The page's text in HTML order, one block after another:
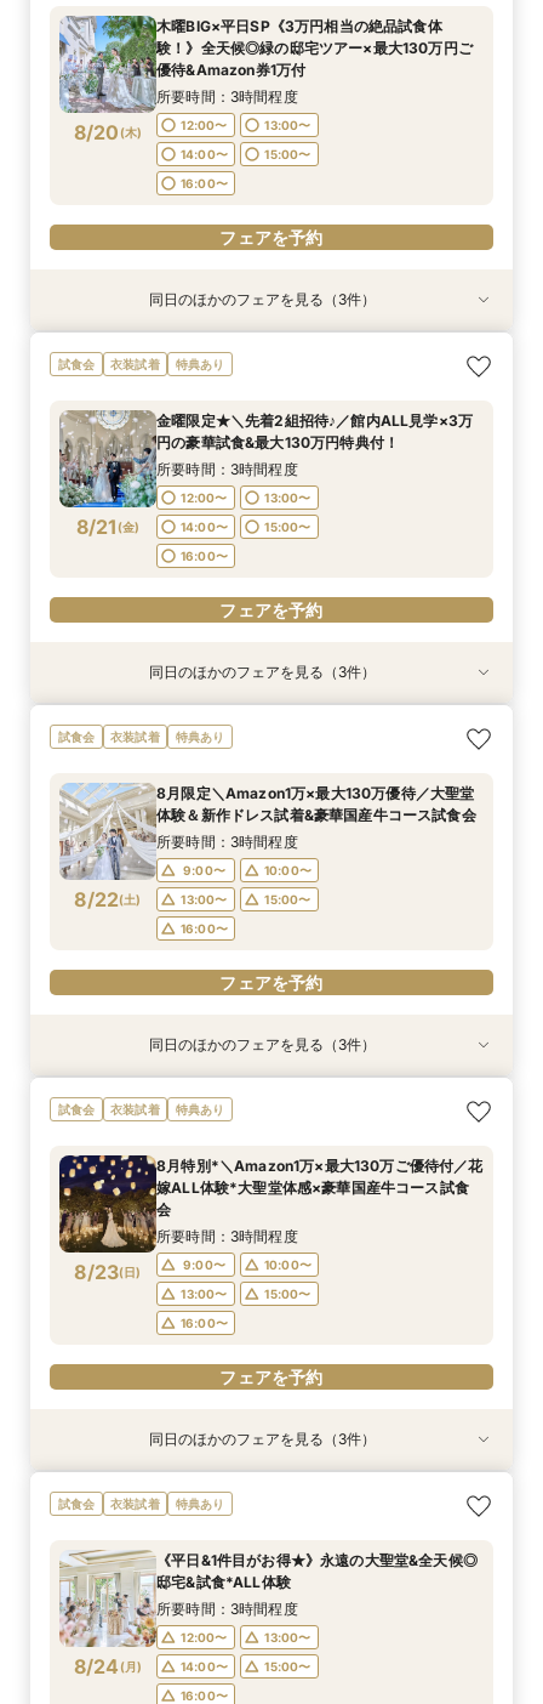
8/17(月)
12:05〜
13:00〜
15:00〜
16:00〜
フェアを予約
8/17(月)
12:05〜
13:00〜
15:00〜
16:00〜
フェアを予約
8/17(月)
12:05〜
13:00〜
15:00〜
16:00〜
フェアを予約
8/20 (木)
木曜BIG×平日SP《3万円相当の絶品試食体
験！》全天候◎緑の邸宅ツアー×最大130万円ご
優待&Amazon券1万付
所要時間：3時間程度
12:00〜
13:00〜
14:00〜
15:00〜
16:00〜
フェアを予約
衣装試着 特典あり
8/20(木)
《挙式から披露宴までずっと一緒★》自由度抜群
♪ペット婚相談会
12:05〜
13:00〜
15:00〜
16:00〜
フェアを予約
衣装試着 特典あり
8/20(木)
【卒花人気*初めてにオススメ◎】ドレス1着無料
*安心相談会×絶品試食！
12:05〜
13:00〜
15:00〜
16:00〜
フェアを予約
衣装試着 特典あり
8/20(木)
＼パパママ&マタニティも安心★／ダンドリや予
算もイチから相談
12:05〜
13:00〜
15:00〜
16:00〜
フェアを予約
同日のほかのフェアを見る（3件）
試食会 衣装試着 特典あり
8/21 (金)
金曜限定★＼先着2組招待♪／館内ALL見学×3万
円の豪華試食&最大130万円特典付！
所要時間：3時間程度
12:00〜
13:00〜
14:00〜
15:00〜
16:00〜
フェアを予約
衣装試着 特典あり
8/21(金)
《挙式から披露宴までずっと一緒★》自由度抜群
♪ペット婚相談会
12:05〜
13:00〜
15:00〜
16:00〜
フェアを予約
衣装試着 特典あり
8/21(金)
【卒花人気*初めてにオススメ◎】ドレス1着無料
*安心相談会×絶品試食！
12:05〜
13:00〜
15:00〜
16:00〜
フェアを予約
衣装試着 特典あり
8/21(金)
＼パパママ&マタニティも安心★／ダンドリや予
算もイチから相談
12:05〜
13:00〜
15:00〜
16:00〜
フェアを予約
同日のほかのフェアを見る（3件）
試食会 衣装試着 特典あり
8/22(土)
8月限定＼Amazon1万×最大130万優待／大聖堂
体験＆新作ドレス試着&豪華国産牛コース試食会
所要時間：3時間程度
9:00〜
10:00〜
13:00〜
15:00〜
16:00〜
フェアを予約
衣装試着 特典あり
8/22(土)
＼パパママ&マタニティも安心★／ダンドリや予
算もイチから相談
9:05〜
13:30〜
フェアを予約
衣装試着 特典あり
8/22(土)
《挙式から披露宴までずっと一緒★》自由度抜群
♪ペット婚相談会
9:05〜
13:30〜
フェアを予約
衣装試着 特典あり
8/22(土)
【卒花人気*初めてにオススメ◎】ドレス1着無料
*安心相談会×絶品試食！
9:00〜
10:00〜
16:00〜
フェアを予約
同日のほかのフェアを見る（3件）
試食会 衣装試着 特典あり
8/23(日)
8月特別*＼Amazon1万×最大130万ご優待付／花
嫁ALL体験*大聖堂体感×豪華国産牛コース試食
会
所要時間：3時間程度
9:00〜
10:00〜
13:00〜
15:00〜
16:00〜
フェアを予約
衣装試着 特典あり
8/23(日 )
＼パパママ&マタニティも安心★／ダンドリや予
算もイチから相談
9:05〜
13:30〜
15:00〜
16:00〜
フェアを予約
衣装試着 特典あり
8/23(日 )
《挙式から披露宴までずっと一緒★》自由度抜群
♪ペット婚相談会
9:05〜
13:30〜
15:00〜
16:00〜
フェアを予約
衣装試着 特典あり
8/23(日 )
【初めてでも◎】安心相談会×フレンチ試食×ド
レス1着無料
9:00〜
10:00〜
13:00〜
15:00〜
16:00〜
フェアを予約
同日のほかのフェアを見る（3件）
試食会 衣装試着 特典あり
8/24 (月)
《平日&1件目がお得★》永遠の大聖堂&全天候◎
邸宅&試食*ALL体験
所要時間：3時間程度
12:00〜
13:00〜
14:00〜
15:00〜
16:00〜